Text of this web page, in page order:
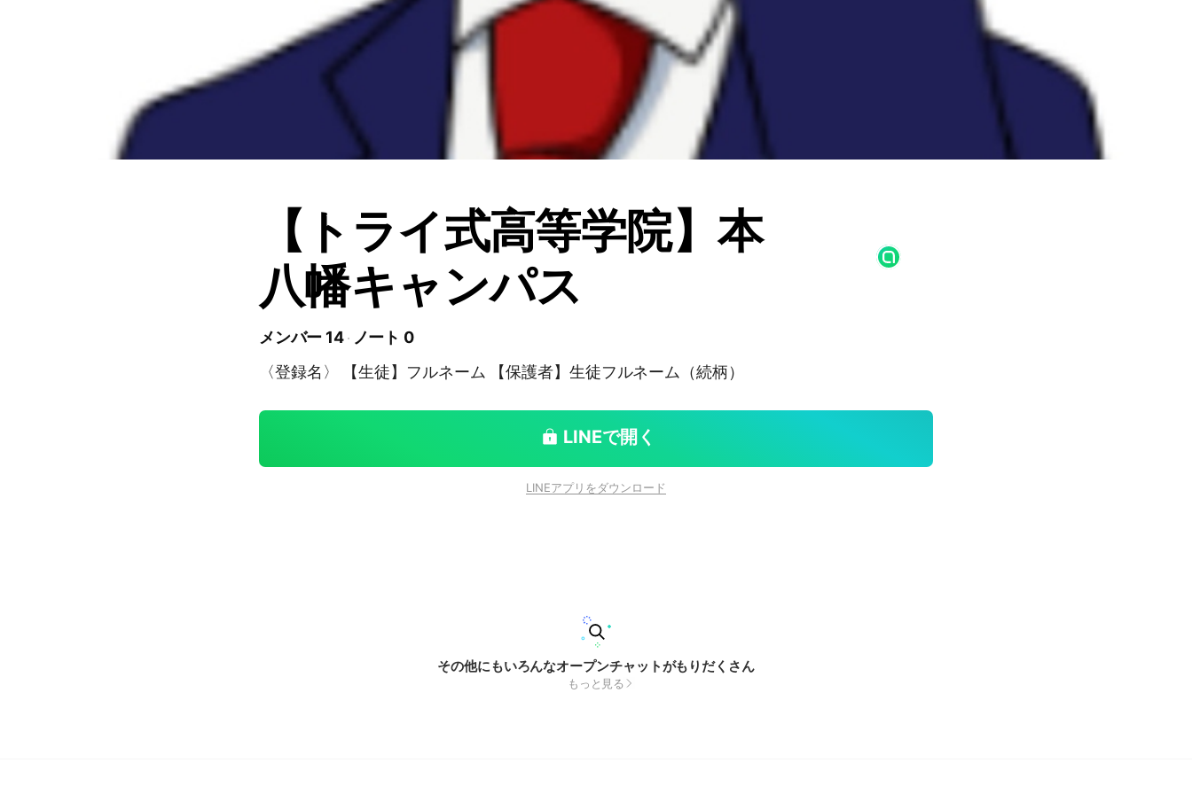
【トライ式高等学院】本
八幡キャンパス
メンバー 14
ノート 0
〈登録名〉 【生徒】フルネーム 【保護者】生徒フルネーム（続柄）
LINEで開く
LINEアプリをダウンロード
その他にもいろんなオープンチャットがもりだくさん
もっと見る